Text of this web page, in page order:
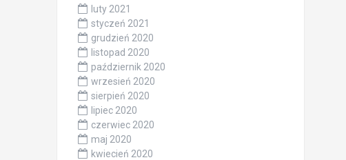
luty 2021
styczeń 2021
grudzień 2020
listopad 2020
październik 2020
wrzesień 2020
sierpień 2020
lipiec 2020
czerwiec 2020
maj 2020
kwiecień 2020